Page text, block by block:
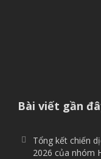
Bài viết gần
Tổng kết chiến
2026 của nhóm